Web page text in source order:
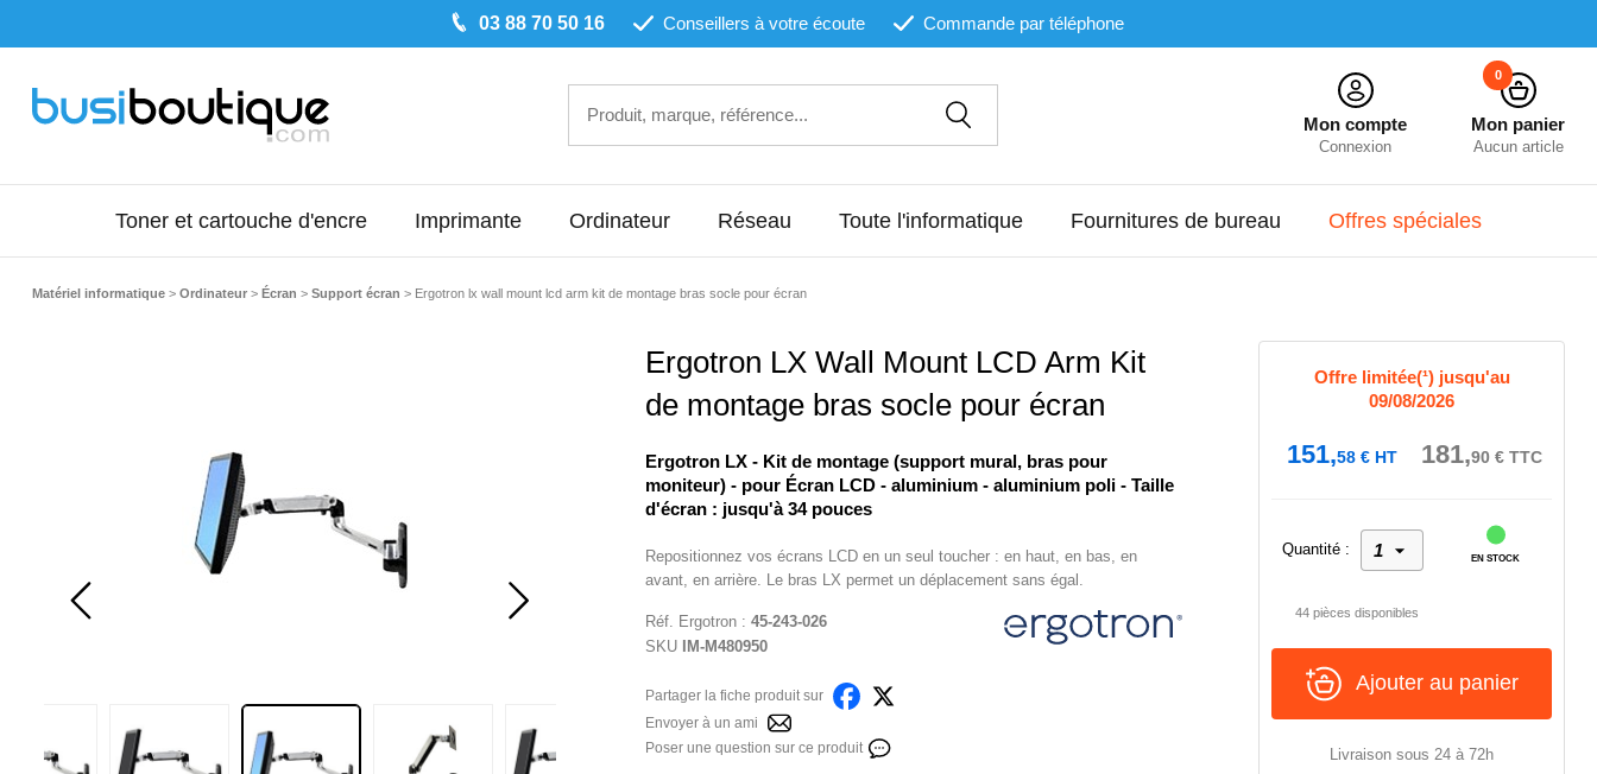
03 88 70 50 16 Conseillers à votre écoute Commande par téléphone
Mon compte
Connexion
Mon panier
Aucun article
0
Toner et cartouche d'encre Imprimante Ordinateur Réseau Toute l'informatique Fournitures de bureau Offres spéciales
Matériel informatique > Ordinateur > Écran > Support écran > Ergotron lx wall mount lcd arm kit de montage bras socle pour écran
Ergotron LX Wall Mount LCD Arm Kit
de montage bras socle pour écran
Ergotron LX - Kit de montage (support mural, bras pour
moniteur) - pour Écran LCD - aluminium - aluminium poli - Taille
d'écran : jusqu'à 34 pouces
Repositionnez vos écrans LCD en un seul toucher : en haut, en bas, en
avant, en arrière. Le bras LX permet un déplacement sans égal.
Réf. Ergotron: 45-243-026
SKU
IM-M480950
Partager la fiche produit sur
Envoyer à un ami
Poser une question sur ce produit
Offre limitée(¹) jusqu'au
09/08/2026
151,58€HT 181,90 € TTC
Quantité :
EN STOCK
44 pièces disponibles
Ajouter au panier
Livraison sous 24 à 72h